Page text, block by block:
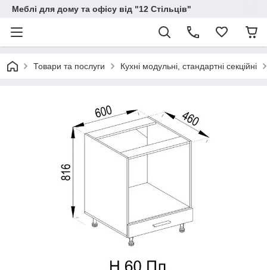
Меблі для дому та офісу від "12 Стільців"
Товари та послуги Кухні модульні, стандартні секційні